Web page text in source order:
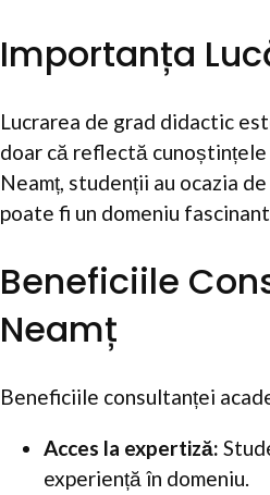
Importanța
Lucrarea de grad didactic
doar că reflectă cunoștințele
Neamț, studenții au ocazia
poate fi un domeniu
Beneficiile
Neamț
Beneficiile consultanței
Acces la expertiză:
experiență în domeniu.